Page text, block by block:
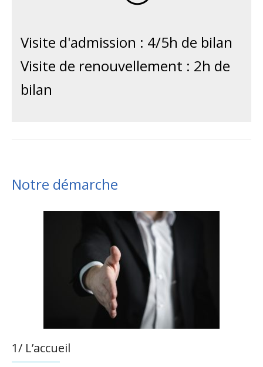
Visite d'admission : 4/5h de bilan
Visite de renouvellement : 2h de
bilan
Notre démarche
1/ L’accueil